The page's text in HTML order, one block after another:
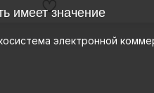
имеет значение
электронной